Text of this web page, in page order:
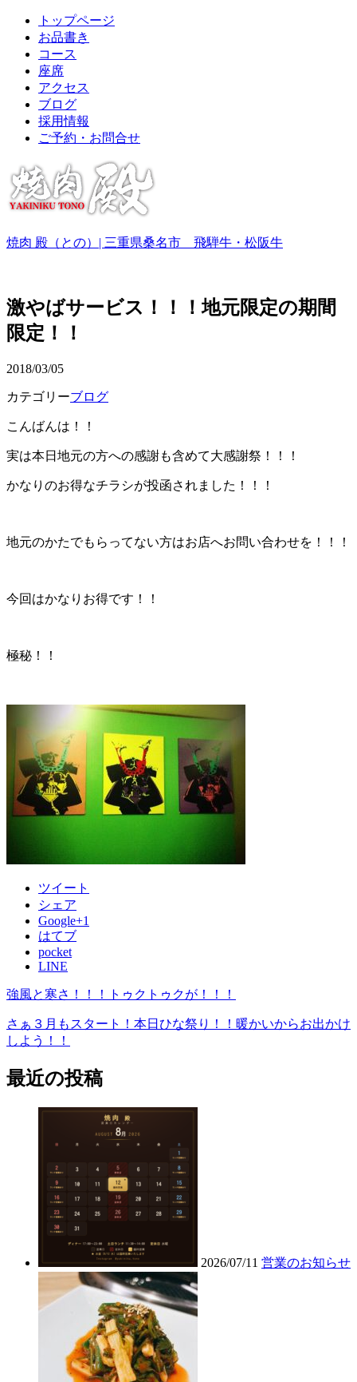
トップページ
お品書き
コース
座席
アクセス
ブログ
採用情報
ご予約・お問合せ
焼肉 殿（との）| 三重県桑名市 飛騨牛・松阪牛
激やばサービス！！！地元限定の期間
限定！！
2018/03/05
カテゴリーブログ
こんばんは！！
実は本日地元の方への感謝も含めて大感謝祭！！！
かなりのお得なチラシが投函されました！！！
地元のかたでもらってない方はお店へお問い合わせを！！！
今回はかなりお得です！！
極秘！！
ツイート
シェア
Google+1
はてブ
pocket
LINE
強風と寒さ！！！トゥクトゥクが！！！
さぁ３月もスタート！本日ひな祭り！！暖かいからお出かけ
しよう！！
最近の投稿
2026/07/11 営業のお知らせ